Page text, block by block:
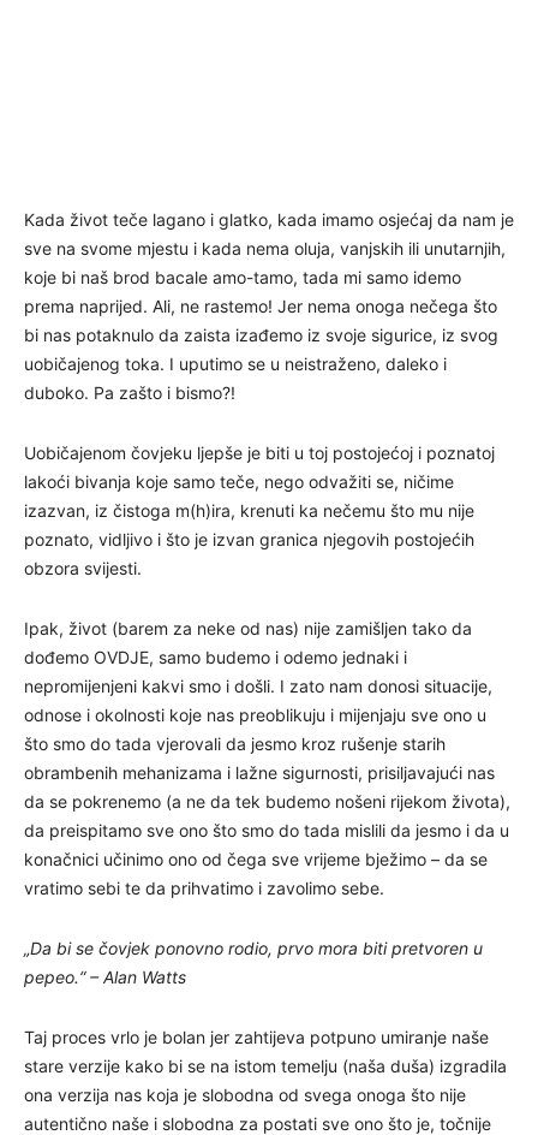
Kada život teče lagano i glatko, kada imamo osjećaj da nam je
sve na svome mjestu i kada nema oluja, vanjskih ili unutarnjih,
koje bi naš brod bacale amo-tamo, tada mi samo idemo
prema naprijed. Ali, ne rastemo! Jer nema onoga nečega što
bi nas potaknulo da zaista izađemo iz svoje sigurice, iz svog
uobičajenog toka. I uputimo se u neistraženo, daleko i
duboko. Pa zašto i bismo?!
Uobičajenom čovjeku ljepše je biti u toj postojećoj i poznatoj
lakoći bivanja koje samo teče, nego odvažiti se, ničime
izazvan, iz čistoga m(h)ira, krenuti ka nečemu što mu nije
poznato, vidljivo i što je izvan granica njegovih postojećih
obzora svijesti.
Ipak, život (barem za neke od nas) nije zamišljen tako da
dođemo OVDJE, samo budemo i odemo jednaki i
nepromijenjeni kakvi smo i došli. I zato nam donosi situacije,
odnose i okolnosti koje nas preoblikuju i mijenjaju sve ono u
što smo do tada vjerovali da jesmo kroz rušenje starih
obrambenih mehanizama i lažne sigurnosti, prisiljavajući nas
da se pokrenemo (a ne da tek budemo nošeni rijekom života),
da preispitamo sve ono što smo do tada mislili da jesmo i da u
konačnici učinimo ono od čega sve vrijeme bježimo – da se
vratimo sebi te da prihvatimo i zavolimo sebe.
„Da bi se čovjek ponovno rodio, prvo mora biti pretvoren u
pepeo.“ – Alan Watts
Taj proces vrlo je bolan jer zahtijeva potpuno umiranje naše
stare verzije kako bi se na istom temelju (naša duša) izgradila
ona verzija nas koja je slobodna od svega onoga što nije
autentično naše i slobodna za postati sve ono što je, točnije